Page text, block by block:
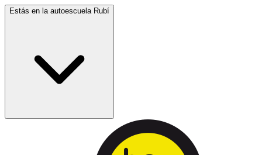
Estás en la autoescuela Rubí